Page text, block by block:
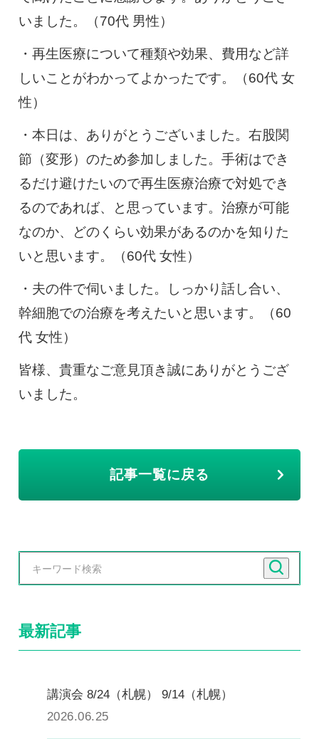
いました。（70代 男性）
・再生医療について種類や効果、費用など詳
しいことがわかってよかったです。（60代 女
性）
・本日は、ありがとうございました。右股関
節（変形）のため参加しました。手術はでき
るだけ避けたいので再生医療治療で対処でき
るのであれば、と思っています。治療が可能
なのか、どのくらい効果があるのかを知りた
いと思います。（60代 女性）
・夫の件で伺いました。しっかり話し合い、
幹細胞での治療を考えたいと思います。（60
代 女性）
皆様、貴重なご意見頂き誠にありがとうござ
いました。
記事一覧に戻る
最新記事
講演会 8/24（札幌） 9/14（札幌）
2026.06.25